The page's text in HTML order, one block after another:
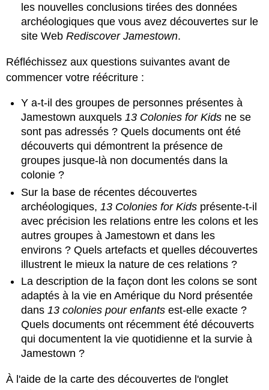
les nouvelles conclusions tirées des données
archéologiques que vous avez découvertes sur le
site WebRediscover Jamestown.
Réfléchissez aux questions suivantes avant de
commencer votre réécriture :
Y a-t-il des groupes de personnes présentes à
Jamestown auxquels13 Colonies for Kids ne se
sont pas adressés ? Quels documents ont été
découverts qui démontrent la présence de
groupes jusque-là non documentés dans la
colonie ?
Sur la base de récentes découvertes
archéologiques,13 Colonies for Kids présente-t-il
avec précision les relations entre les colons et les
autres groupes à Jamestown et dans les
environs ? Quels artefacts et quelles découvertes
illustrent le mieux la nature de ces relations ?
La description de la façon dont les colons se sont
adaptés à la vie en Amérique du Nord présentée
dans13 colonies pour enfants est-elle exacte ?
Quels documents ont récemment été découverts
qui documentent la vie quotidienne et la survie à
Jamestown ?
À l'aide de la carte des découvertes de l'onglet